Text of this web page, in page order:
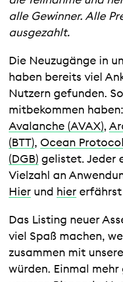
alle Gewinner. Alle
ausgezahlt.
Die Neuzugänge in
haben bereits viel
Nutzern gefunden.
mitbekommen
Avalanche (AVAX),
(BTT), Ocean
(DGB) gelistet. Jeder
Vielzahl an
Hier und hier erfährst
Das Listing neuer
viel Spaß machen,
zusammen mit
würden. Einmal mehr